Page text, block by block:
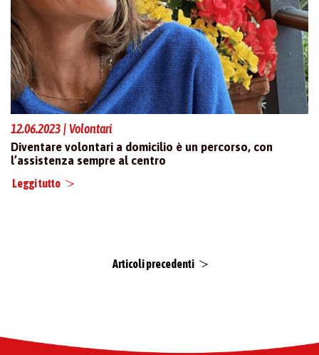
12.06.2023 | Volontari
Diventare volontari a domicilio è un percorso, con
l’assistenza sempre al centro
Leggi tutto
Articoli precedenti